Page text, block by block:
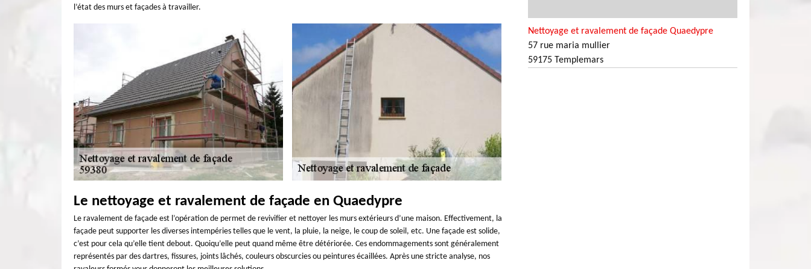
l’état des murs et façades à travailler.
Le nettoyage et ravalement de façade en Quaedypre
Le ravalement de façade est l’opération de permet de revivifier et nettoyer les murs extérieurs d’une maison. Effectivement, la
façade peut supporter les diverses intempéries telles que le vent, la pluie, la neige, le coup de soleil, etc. Une façade est solide,
c’est pour cela qu’elle tient debout. Quoiqu’elle peut quand même être détériorée. Ces endommagements sont généralement
représentés par des dartres, fissures, joints lâchés, couleurs obscurcies ou peintures écaillées. Après une stricte analyse, nos
Nettoyage et ravalement de façade Quaedypre
57 rue maria mullier
59175 Templemars